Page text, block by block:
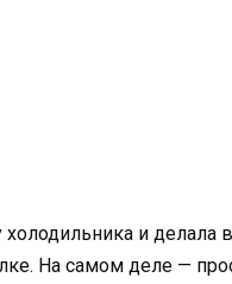
холодильника и делала
На самом деле —